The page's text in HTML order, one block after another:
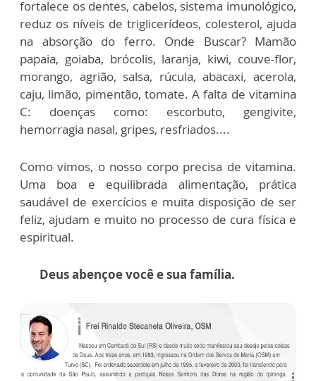
fortalece os dentes, cabelos, sistema imunológico,
reduz os níveis de triglicerídeos, colesterol, ajuda
na absorção do ferro. Onde Buscar? Mamão
papaia, goiaba, brócolis, laranja, kiwi, couve-flor,
morango, agrião, salsa, rúcula, abacaxi, acerola,
caju, limão, pimentão, tomate. A falta de vitamina
C: doenças como: escorbuto, gengivite,
hemorragia nasal, gripes, resfriados....
Como vimos, o nosso corpo precisa de vitamina.
Uma boa e equilibrada alimentação, prática
saudável de exercícios e muita disposição de ser
feliz, ajudam e muito no processo de cura física e
espiritual.
Deus abençoe você e sua família.